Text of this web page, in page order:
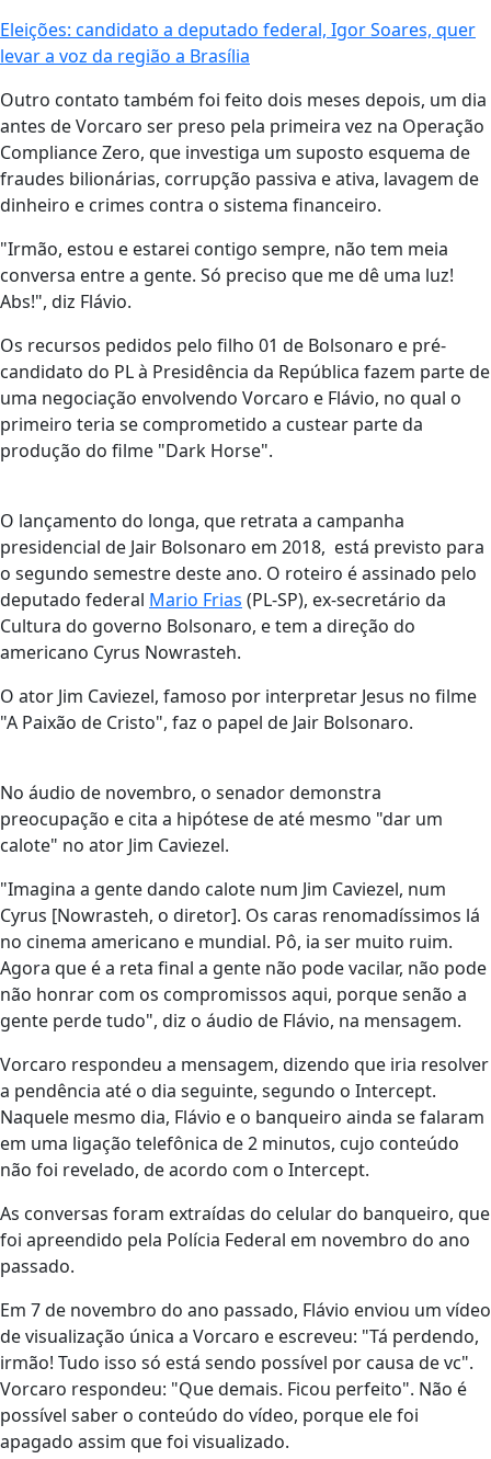
Eleições: candidato a deputado federal, Igor Soares, quer
levar a voz da região a Brasília
Outro contato também foi feito dois meses depois, um dia
antes de Vorcaro ser preso pela primeira vez na Operação
Compliance Zero, que investiga um suposto esquema de
fraudes bilionárias, corrupção passiva e ativa, lavagem de
dinheiro e crimes contra o sistema financeiro.
"Irmão, estou e estarei contigo sempre, não tem meia
conversa entre a gente. Só preciso que me dê uma luz!
Abs!", diz Flávio.
Os recursos pedidos pelo filho 01 de Bolsonaro e pré-
candidato do PL à Presidência da República fazem parte de
uma negociação envolvendo Vorcaro e Flávio, no qual o
primeiro teria se comprometido a custear parte da
produção do filme "Dark Horse".
O lançamento do longa, que retrata a campanha
presidencial de Jair Bolsonaro em 2018, está previsto para
o segundo semestre deste ano. O roteiro é assinado pelo
deputado federal Mario Frias (PL-SP), ex-secretário da
Cultura do governo Bolsonaro, e tem a direção do
americano Cyrus Nowrasteh.
O ator Jim Caviezel, famoso por interpretar Jesus no filme
"A Paixão de Cristo", faz o papel de Jair Bolsonaro.
No áudio de novembro, o senador demonstra
preocupação e cita a hipótese de até mesmo "dar um
calote" no ator Jim Caviezel.
"Imagina a gente dando calote num Jim Caviezel, num
Cyrus [Nowrasteh, o diretor]. Os caras renomadíssimos lá
no cinema americano e mundial. Pô, ia ser muito ruim.
Agora que é a reta final a gente não pode vacilar, não pode
não honrar com os compromissos aqui, porque senão a
gente perde tudo", diz o áudio de Flávio, na mensagem.
Vorcaro respondeu a mensagem, dizendo que iria resolver
a pendência até o dia seguinte, segundo o Intercept.
Naquele mesmo dia, Flávio e o banqueiro ainda se falaram
em uma ligação telefônica de 2 minutos, cujo conteúdo
não foi revelado, de acordo com o Intercept.
As conversas foram extraídas do celular do banqueiro, que
foi apreendido pela Polícia Federal em novembro do ano
passado.
Em 7 de novembro do ano passado, Flávio enviou um vídeo
de visualização única a Vorcaro e escreveu: "Tá perdendo,
irmão! Tudo isso só está sendo possível por causa de vc".
Vorcaro respondeu: "Que demais. Ficou perfeito". Não é
possível saber o conteúdo do vídeo, porque ele foi
apagado assim que foi visualizado.